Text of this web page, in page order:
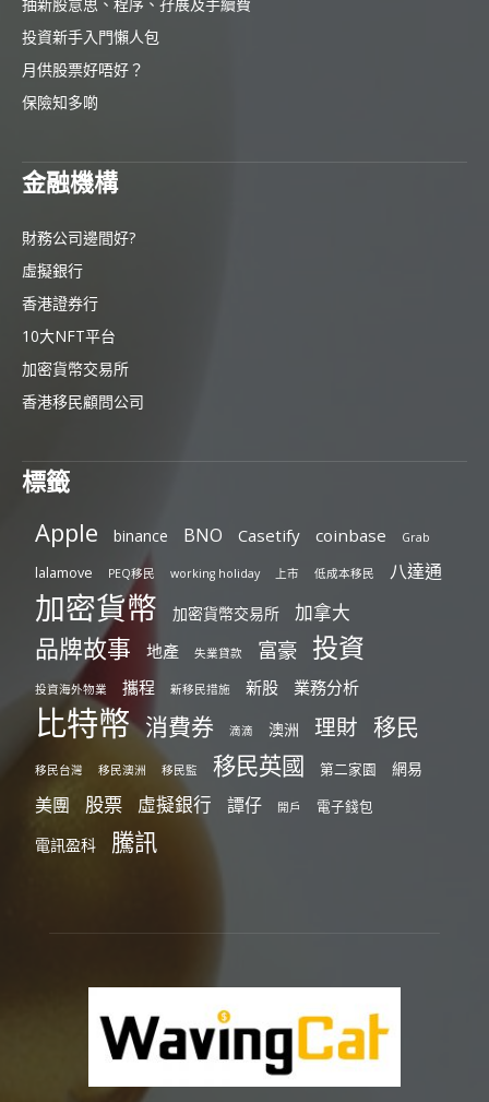
投資新手入門懶人包
月供股票好唔好？
保險知多啲
金融機構
財務公司邊間好?
虛擬銀行
香港證券行
10大NFT平台
加密貨幣交易所
香港移民顧問公司
標籤
Apple binance BNO Casetify coinbase Grab
lalamove PEQ移民 working holiday 上市 低成本移民 八達通
加密貨幣 加密貨幣交易所 加拿大
品牌故事 地產 失業貸款 富豪 投資
投資海外物業 攜程 新移民措施 新股 業務分析
比特幣 消費券 滴滴 澳洲 理財 移民
移民台灣 移民澳洲 移民監 移民英國 第二家園 網易
美團 股票 虛擬銀行 譚仔 開戶 電子錢包
電訊盈科 騰訊